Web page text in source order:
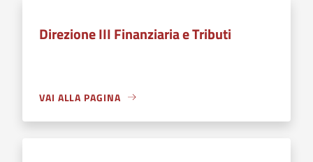
Direzione III Finanziaria e Tributi
VAI ALLA PAGINA